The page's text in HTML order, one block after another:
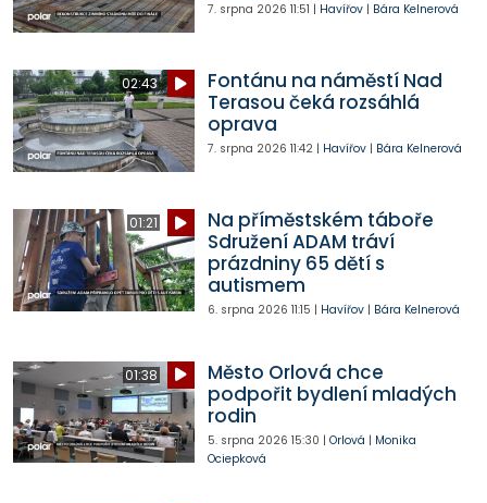
7. srpna 2026 11:51 | Havířov| Bára Kelnerová
02:43
Fontánu na náměstí Nad
Terasou čeká rozsáhlá
oprava
7. srpna 2026 11:42| Havířov| Bára Kelnerová
01:21
Na příměstském táboře
Sdružení ADAM tráví
prázdniny 65 dětí s
autismem
6. srpna 2026 11:15 | Havířov| Bára Kelnerová
01:38
Město Orlová chce
podpořit bydlení mladých
rodin
5. srpna 2026 15:30 | Orlová | Monika
Ociepková